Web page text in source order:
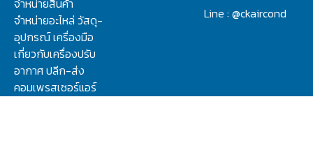
จำหน่ายสินค้า
จำหน่ายอะไหล่ วัสดุ-
อุปกรณ์ เครื่องมือ
เกี่ยวกับเครื่องปรับ
อากาศ ปลีก-ส่ง
คอมเพรสเซอร์แอร์
Line : @ckaircond